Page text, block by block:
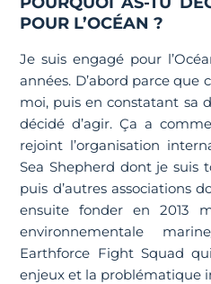
POUR L’OCÉAN ?
Je suis engagé pour
années. D’abord parce que
moi, puis en constatant sa
décidé d’agir. Ça a
rejoint l’organisation
Sea Shepherd dont je suis
puis d’autres associations
ensuite fonder en 2013
environnementale
Earthforce Fight Squad
enjeux et la problématique